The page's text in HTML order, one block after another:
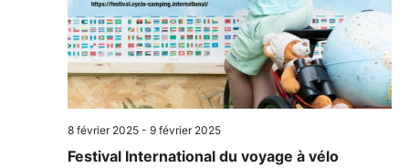
Festival International du voyage à vélo
8 février 2025- 9 février 2025